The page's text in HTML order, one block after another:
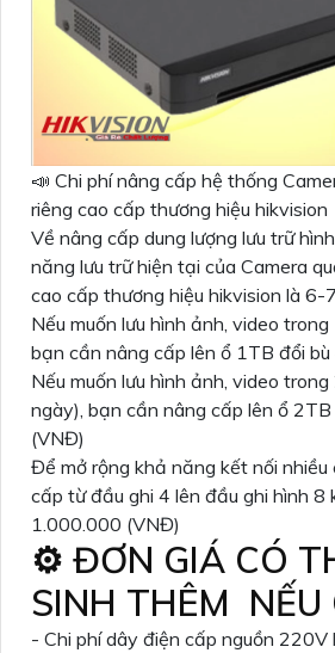
📣 Chi phí nâng cấp hệ thống
riêng cao cấp thương hiệu hikvision
Về nâng cấp dung lượng lưu trữ
năng lưu trữ hiện tại của Camera
cao cấp thương hiệu hikvision là 6-
Nếu muốn lưu hình ảnh, video
bạn cần nâng cấp lên ổ 1TB đổi
Nếu muốn lưu hình ảnh, video
ngày), bạn cần nâng cấp lên ổ
(VNĐ)
Để mở rộng khả năng kết nối nhiều
cấp từ đầu ghi 4 lên đầu ghi hình 8
1.000.000 (VNĐ)
⚙ ĐƠN GIÁ CÓ
SINH THÊM NẾU
- Chi phí dây điện cấp nguồn